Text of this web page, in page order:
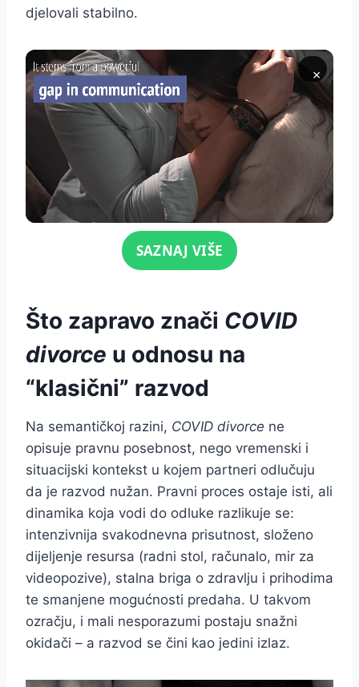
djelovali stabilno.
×
Click for soundSAZNAJ VIŠE
Što zapravo znači COVID
divorce u odnosu na
“klasični” razvod
Na semantičkoj razini, COVID divorce ne
opisuje pravnu posebnost, nego vremenski i
situacijski kontekst u kojem partneri odlučuju
da je razvod nužan. Pravni proces ostaje isti, ali
dinamika koja vodi do odluke razlikuje se:
intenzivnija svakodnevna prisutnost, složeno
dijeljenje resursa (radni stol, računalo, mir za
videopozive), stalna briga o zdravlju i prihodima
te smanjene mogućnosti predaha. U takvom
ozračju, i mali nesporazumi postaju snažni
okidači – a razvod se čini kao jedini izlaz.